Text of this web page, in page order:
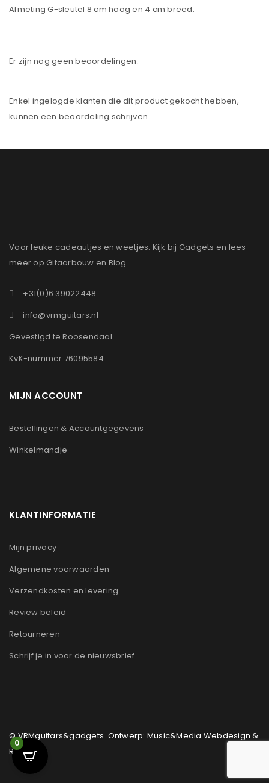
Afmeting G-sleutel 8 cm hoog en 4 cm breed.
Er zijn nog geen beoordelingen.
Enkel ingelogde klanten die dit product gekocht hebben,
kunnen een beoordeling schrijven.
Voor leuke cadeautjes en weetjes. Kijk bij Gadgets en lees
meer op Gitaarbouw en Blog.
+31(0)6 39022448
info@vrmguitars.nl
Gevestigd te Roosendaal
KvK-nummer 76095584
MIJN ACCOUNT
Bestellingen & Accountgegevens
Winkelmandje
KLANTINFORMATIE
Mijn privacy
Algemene voorwaarden
Verzendkosten en levering
Review beleid
Retourneren
Schrijf je in voor de nieuwsbrief
© VRMguitars&gadgets. Ontwerp: Music&Media Webdesign &
Reclame
0